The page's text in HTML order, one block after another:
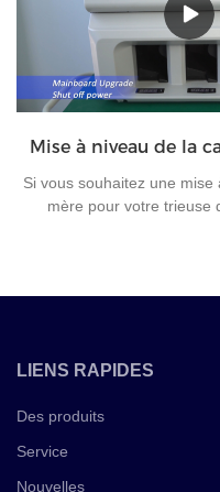
Pakistan : 1 roupie, 2
roupies.
Mise à niveau de la
Si vous souhaitez une mise
mère pour votre trieuse
contacter pour une
LIENS RAPIDES
Des produits
Service
Nouvelles